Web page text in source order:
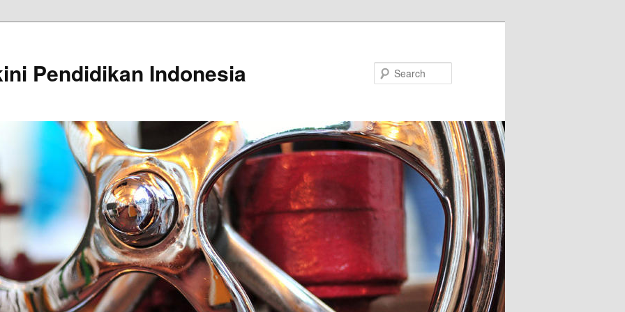
Pendidikan Indonesia